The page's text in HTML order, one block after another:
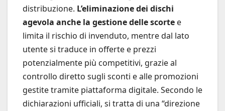
distribuzione. L’eliminazione dei dischi
agevola anche la gestione delle scorte e
limita il rischio di invenduto, mentre dal lato
utente si traduce in offerte e prezzi
potenzialmente più competitivi, grazie al
controllo diretto sugli sconti e alle promozioni
gestite tramite piattaforma digitale. Secondo le
dichiarazioni ufficiali, si tratta di una “direzione